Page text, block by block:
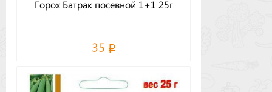
Горох Батрак посевной 1+1 25г
35